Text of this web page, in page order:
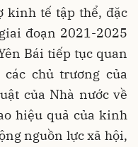
kinh tế tập thể, đặc
đoạn 2021-2025
Bái tiếp tục quan
chủ trương của
của Nhà nước về
hiệu quả của kinh
nguồn lực xã hội,